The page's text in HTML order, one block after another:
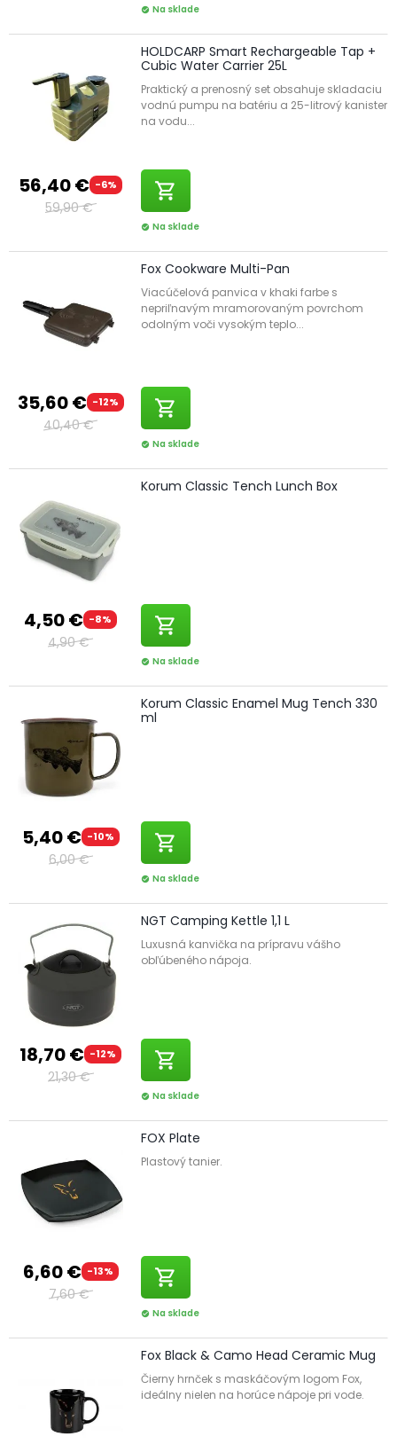
check_circle Na sklade
56,40 € -6%
59,90 €
HOLDCARP Smart Rechargeable Tap +
Cubic Water Carrier 25L
Praktický a prenosný set obsahuje skladaciu
vodnú pumpu na batériu a 25-litrový kanister
na vodu...
shopping_cart
check_circle Na sklade
35,60 € -12%
40,40 €
Fox Cookware Multi-Pan
Viacúčelová panvica v khaki farbe s
nepriľnavým mramorovaným povrchom
odolným voči vysokým teplo...
shopping_cart
check_circle Na sklade
4,50 € -8%
4,90 €
Korum Classic Tench Lunch Box
shopping_cart
check_circle Na sklade
5,40 € -10%
6,00 €
Korum Classic Enamel Mug Tench 330
ml
shopping_cart
check_circle Na sklade
18,70 € -12%
21,30 €
NGT Camping Kettle 1,1 L
Luxusná kanvička na prípravu vášho
obľúbeného nápoja.
shopping_cart
check_circle Na sklade
6,60 € -13%
7,60 €
FOX Plate
Plastový tanier.
shopping_cart
check_circle Na sklade
Fox Black & Camo Head Ceramic Mug
Čierny hrnček s maskáčovým logom Fox,
ideálny nielen na horúce nápoje pri vode.